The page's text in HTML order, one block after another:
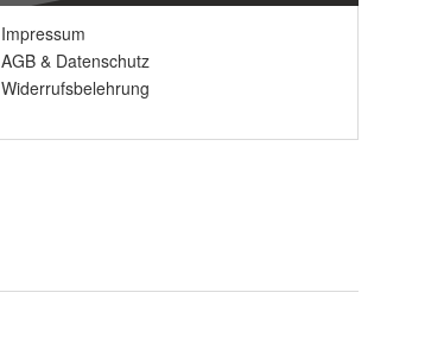
Impressum
AGB & Datenschutz
Widerrufsbelehrung